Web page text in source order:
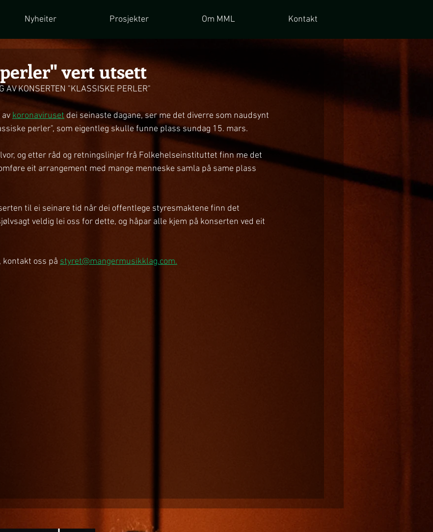
Nyheiter Prosjekter Om MML Kontakt
vert utsett
AV KONSERTEN "KLASSISKE PERLER"
koronaviruset dei seinaste dagane, ser me det diverre som naudsynt
perler", som eigentleg skulle funne plass sundag 15. mars.
og etter råd og retningslinjer frå Folkehelseinstituttet finn me det
eit arrangement med mange menneske samla på same plass
til ei seinare tid når dei offentlege styresmaktene finn det
veldig lei oss for dette, og håpar alle kjem på konserten ved eit
oss på styret@mangermusikklag.com.